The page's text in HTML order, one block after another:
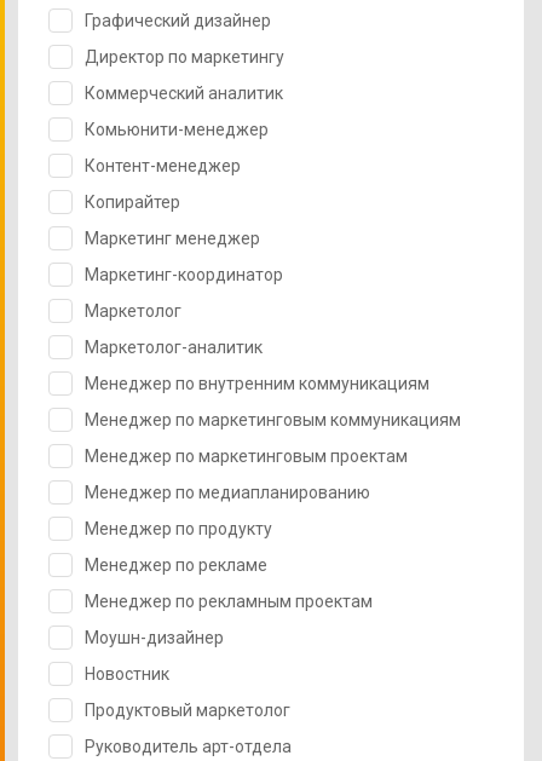
Графический дизайнер
Директор по маркетингу
Коммерческий аналитик
Комьюнити-менеджер
Контент-менеджер
Копирайтер
Маркетинг менеджер
Маркетинг-координатор
Маркетолог
Маркетолог-аналитик
Менеджер по внутренним коммуникациям
Менеджер по маркетинговым коммуникациям
Менеджер по маркетинговым проектам
Менеджер по медиапланированию
Менеджер по продукту
Менеджер по рекламе
Менеджер по рекламным проектам
Моушн-дизайнер
Новостник
Продуктовый маркетолог
Руководитель арт-отдела